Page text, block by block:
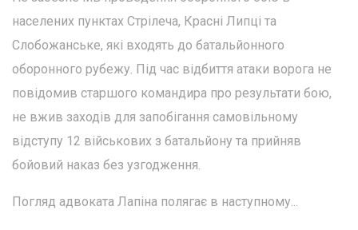
населених пунктах Стрілеча, Красні Липці та
Слобожанське, які входять до батальйонного
оборонного рубежу. Під час відбиття атаки ворога не
повідомив старшого командира про результати бою,
не вжив заходів для запобігання самовільному
відступу 12 військових з батальйону та прийняв
бойовий наказ без узгодження.
Погляд адвоката Лапіна полягає в наступному...